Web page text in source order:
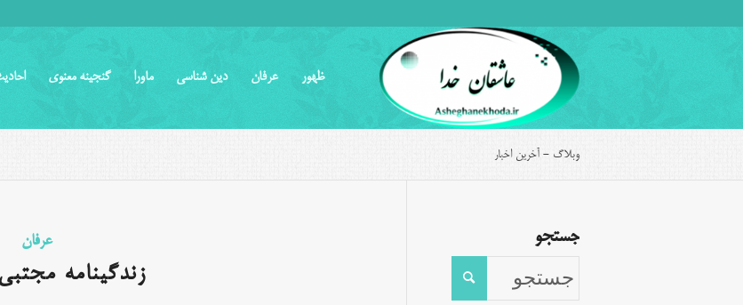
ظهور عرفان دین شناسی ماورا گنجینه معنوی
وبلاگ - آخرین اخبار
عرفان
زندگینامه
جستجو